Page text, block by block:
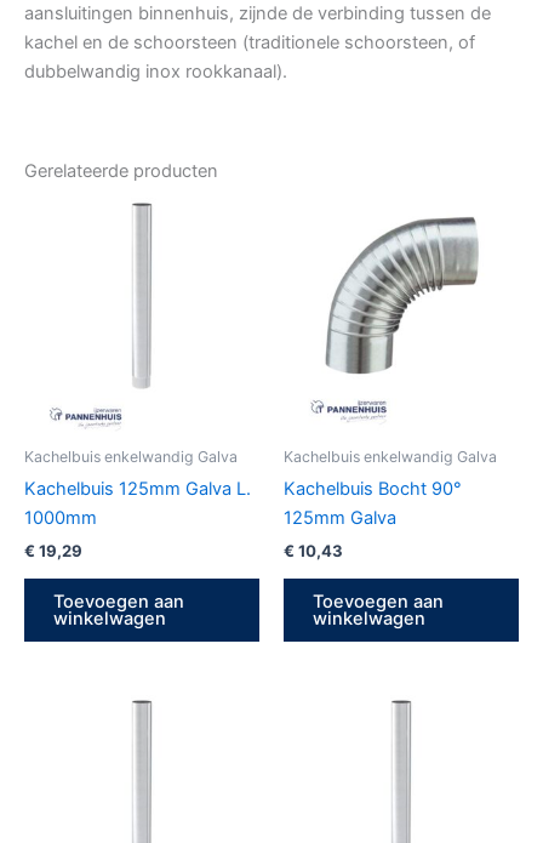
aansluitingen binnenhuis, zijnde de verbinding tussen de
kachel en de schoorsteen (traditionele schoorsteen, of
dubbelwandig inox rookkanaal).
Gerelateerde producten
Kachelbuis enkelwandig Galva
Kachelbuis 125mm Galva L.
1000mm
€ 19,29
Toevoegen aan
winkelwagen
Kachelbuis enkelwandig Galva
Kachelbuis Bocht 90°
125mm Galva
€ 10,43
Toevoegen aan
winkelwagen